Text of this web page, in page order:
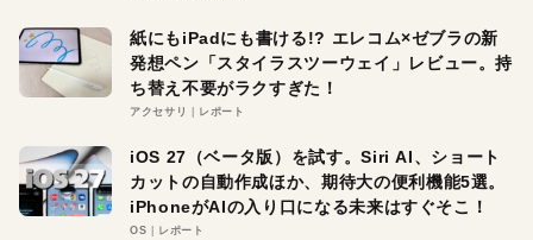
紙にもiPadにも書ける!? エレコム×ゼブラの新
発想ペン「スタイラスツーウェイ」レビュー。持
ち替え不要がラクすぎた！
アクセサリ レポート
iOS 27（ベータ版）を試す。Siri AI、ショート
カットの自動作成ほか、期待大の便利機能5選。
iPhoneがAIの入り口になる未来はすぐそこ！
OS レポート